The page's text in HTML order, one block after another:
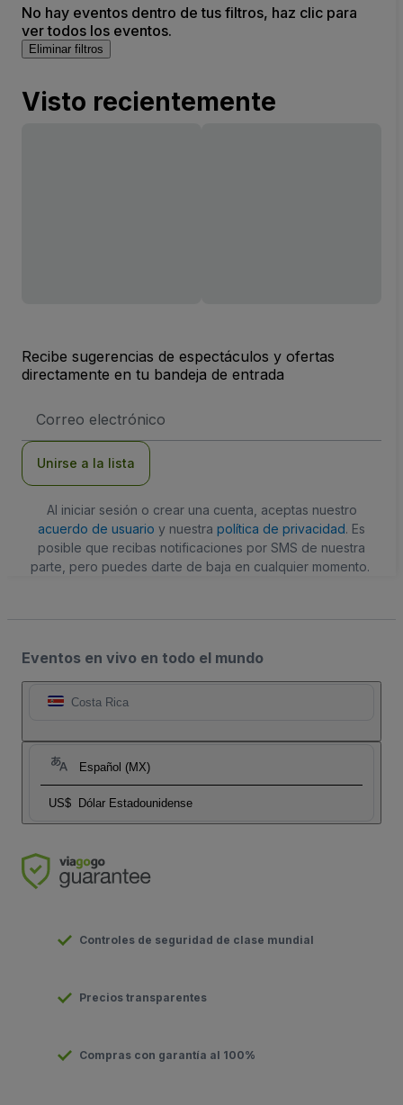
No hay eventos dentro de tus filtros, haz clic para
ver todos los eventos.
Eliminar filtros
Visto recientemente
Recibe sugerencias de espectáculos y ofertas
directamente en tu bandeja de entrada
de
Unirse a la lista
Al iniciar sesión o crear una cuenta, aceptas nuestro
acuerdo de usuario y nuestra política de privacidad. Es
posible que recibas notificaciones por SMS de nuestra
parte, pero puedes darte de baja en cualquier momento.
Eventos en vivo en todo el mundo
Costa Rica
Español (MX)
US$ Dólar Estadounidense
Controles de seguridad de clase mundial
Precios transparentes
Compras con garantía al 100%